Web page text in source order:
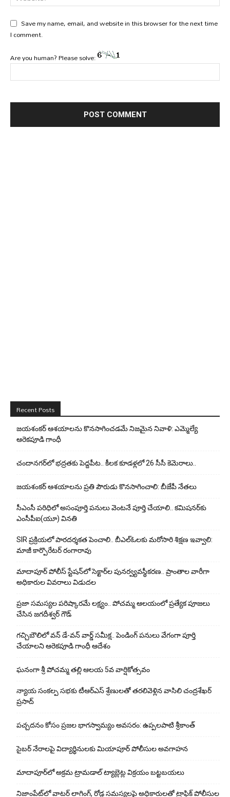
Save my name, email, and website in this browser for the next time
I comment.
Are you human? Please solve:
Recent Posts
జయశంకర్ ఆశయాలను కొనసాగించడమే నిజమైన నివాళి: ఎమ్మెల్యే
ఆరెక‌పూడి గాంధీ
చందానగర్‌లో భద్రతకు పెద్దపీట.. కీలక కూడళ్లలో 26 సీసీ కెమెరాలు..
జయశంకర్ ఆశయాలను ప్రతి పౌరుడు కొనసాగించాలి: బీజేపీ నేతలు
సీఎంసీ పరిధిలో అసంపూర్తి పనులు వెంటనే పూర్తి చేయాలి.. కమిషనర్‌కు
ఎంసీపీఐ(యూ) వినతి
SIR ప్రక్రియలో పారదర్శకత పెంచాలి.. బీఎల్ఓలకు మరోసారి శిక్షణ ఇవ్వాలి:
మాజీ కార్పొరేటర్ రంగారావు
మాదాపూర్ పోలీస్‌ స్టేషన్‌లో సెక్టార్‌ల పునర్వ్యవస్థీకరణ.. ప్రాంతాల వారీగా
అధికారుల వివరాలు విడుదల
ప్రజా సమస్యల పరిష్కారమే లక్ష్యం.. పోచమ్మ ఆలయంలో ప్రత్యేక పూజలు
చేసిన జగదీశ్వర్ గౌడ్
గచ్చిబౌలిలో వన్ డే-వన్ వార్డ్ సమీక్ష.. పెండింగ్ పనులు వేగంగా పూర్తి
చేయాలని ఆరెకపూడి గాంధీ ఆదేశం
ఘ‌నంగా శ్రీ పోచమ్మ త‌ల్లి ఆలయ 5వ వార్షికోత్సవం
న్యాయ సంక‌ల్ప స‌భ‌కు టీఆర్ఎస్ శ్రేణుల‌తో త‌ర‌లివెళ్లిన వాసిలి చంద్ర‌శేఖ‌ర్
ప్ర‌సాద్
పచ్చదనం కోసం ప్రజల భాగస్వామ్యం అవసరం: ఉప్పలపాటి శ్రీకాంత్
సైబర్ నేరాలపై విద్యార్థినులకు మియాపూర్ పోలీసుల అవగాహన
మాదాపూర్‌లో అక్రమ ట్రామడాల్ ట్యాబ్లెట్ల విక్రయం బట్టబయలు
నిజాంపేట్‌లో వాటర్ లాగింగ్, రోడ్ల సమస్యలపై అధికారులతో ట్రాఫిక్ పోలీసుల